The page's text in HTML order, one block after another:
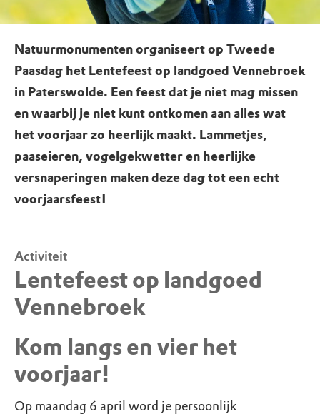
Natuurmonumenten organiseert op Tweede
Paasdag het Lentefeest op landgoed Vennebroek
in Paterswolde. Een feest dat je niet mag missen
en waarbij je niet kunt ontkomen aan alles wat
het voorjaar zo heerlijk maakt. Lammetjes,
paaseieren, vogelgekwetter en heerlijke
versnaperingen maken deze dag tot een echt
voorjaarsfeest!
Activiteit
Lentefeest op landgoed
Vennebroek
Kom langs en vier het
voorjaar!
Op maandag 6 april word je persoonlijk